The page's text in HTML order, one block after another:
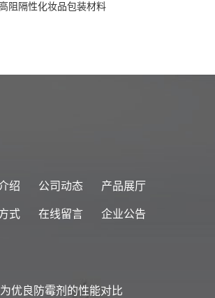
阻隔性化妆品包装材料
绍 公司动态 产品展厅
式 在线留言 企业公告
优良防霉剂的性能对比